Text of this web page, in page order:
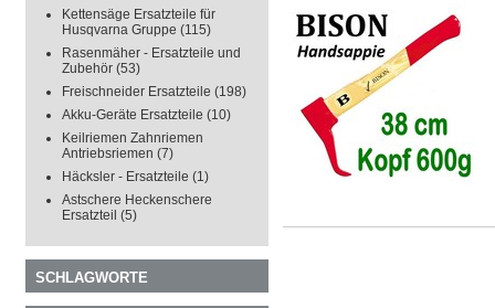
Kettensäge Ersatzteile für
Husqvarna Gruppe (115)
Rasenmäher - Ersatzteile und
Zubehör (53)
Freischneider Ersatzteile (198)
Akku-Geräte Ersatzteile (10)
Keilriemen Zahnriemen
Antriebsriemen (7)
Häcksler - Ersatzteile (1)
Astschere Heckenschere
Ersatzteil (5)
SCHLAGWORTE